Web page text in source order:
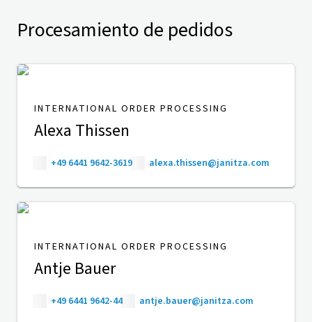
Procesamiento de pedidos
INTERNATIONAL ORDER PROCESSING
Alexa Thissen
+49 6441 9642-3619 alexa.thissen@janitza.com
INTERNATIONAL ORDER PROCESSING
Antje Bauer
+49 6441 9642-44 antje.bauer@janitza.com